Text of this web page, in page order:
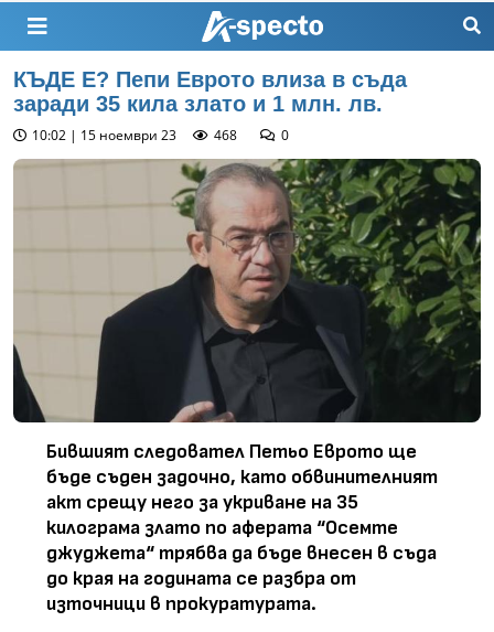
КЪДЕ Е? Пепи Еврото влиза в съда
заради 35 кила злато и 1 млн. лв.
10:02 | 15 ноември 23 468 0
Бившият следовател Петьо Еврото ще
бъде съден задочно, като обвинителният
акт срещу него за укриване на 35
килограма злато по аферата “Осемте
джуджета“ трябва да бъде внесен в съда
до края на годината се разбра от
източници в прокуратурата.